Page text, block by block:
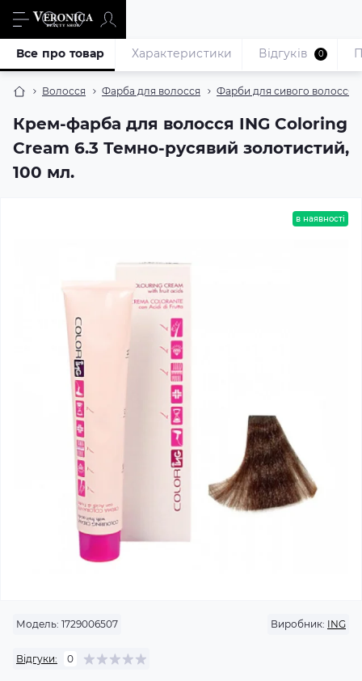
Волосся Фарба для волосся Фарби для сивого волосся
Крем-фарба для волосся ING Coloring
Cream 6.3 Темно-русявий золотистий,
100 мл.
Все про товар Характеристики Відгуків 0
в наявності
Модель: 1729006507 Виробник: ING
Відгуки: 0